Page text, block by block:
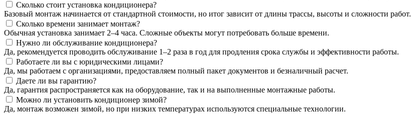
Сколько стоит установка кондиционера?
Базовый монтаж начинается от стандартной стоимости, но итог зависит от длины трассы, высоты и сложности работ.
Сколько времени занимает монтаж?
Обычная установка занимает 2–4 часа. Сложные объекты могут потребовать больше времени.
Нужно ли обслуживание кондиционера?
Да, рекомендуется проводить обслуживание 1–2 раза в год для продления срока службы и эффективности работы.
Работаете ли вы с юридическими лицами?
Да, мы работаем с организациями, предоставляем полный пакет документов и безналичный расчет.
Даете ли вы гарантию?
Да, гарантия распространяется как на оборудование, так и на выполненные монтажные работы.
Можно ли установить кондиционер зимой?
Да, монтаж возможен зимой, но при низких температурах используются специальные технологии.